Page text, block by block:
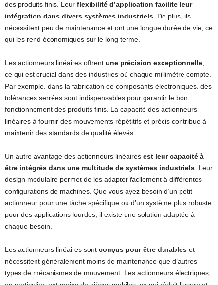
des produits finis. Leur flexibilité d’application facilite leur
intégration dans divers systèmes industriels. De plus, ils
nécessitent peu de maintenance et ont une longue durée de vie, ce
qui les rend économiques sur le long terme.
Les actionneurs linéaires offrent une précision exceptionnelle,
ce qui est crucial dans des industries où chaque millimètre compte.
Par exemple, dans la fabrication de composants électroniques, des
tolérances serrées sont indispensables pour garantir le bon
fonctionnement des produits finis. La capacité des actionneurs
linéaires à fournir des mouvements répétitifs et précis contribue à
maintenir des standards de qualité élevés.
Un autre avantage des actionneurs linéaires est leur capacité à
être intégrés dans une multitude de systèmes industriels. Leur
design modulaire permet de les adapter facilement à différentes
configurations de machines. Que vous ayez besoin d’un petit
actionneur pour une tâche spécifique ou d’un système plus robuste
pour des applications lourdes, il existe une solution adaptée à
chaque besoin.
Les actionneurs linéaires sont conçus pour être durables et
nécessitent généralement moins de maintenance que d’autres
types de mécanismes de mouvement. Les actionneurs électriques,